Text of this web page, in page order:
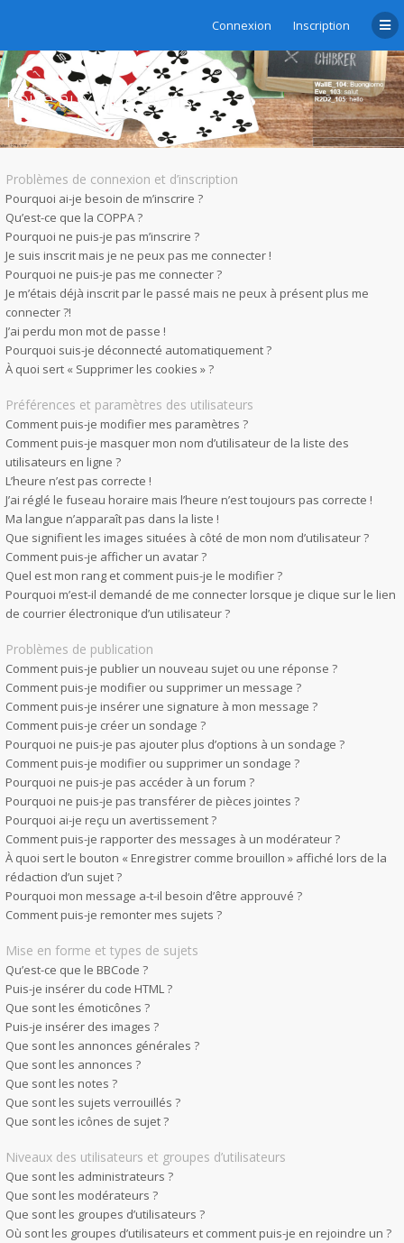
Connexion Inscription
Foire aux questions
Problèmes de connexion et d’inscription
Pourquoi ai-je besoin de m’inscrire ?
Qu’est-ce que la COPPA ?
Pourquoi ne puis-je pas m’inscrire ?
Je suis inscrit mais je ne peux pas me connecter !
Pourquoi ne puis-je pas me connecter ?
Je m’étais déjà inscrit par le passé mais ne peux à présent plus me
connecter ?!
J’ai perdu mon mot de passe !
Pourquoi suis-je déconnecté automatiquement ?
À quoi sert « Supprimer les cookies » ?
Préférences et paramètres des utilisateurs
Comment puis-je modifier mes paramètres ?
Comment puis-je masquer mon nom d’utilisateur de la liste des
utilisateurs en ligne ?
L’heure n’est pas correcte !
J’ai réglé le fuseau horaire mais l’heure n’est toujours pas correcte !
Ma langue n’apparaît pas dans la liste !
Que signifient les images situées à côté de mon nom d’utilisateur ?
Comment puis-je afficher un avatar ?
Quel est mon rang et comment puis-je le modifier ?
Pourquoi m’est-il demandé de me connecter lorsque je clique sur le lien
de courrier électronique d’un utilisateur ?
Problèmes de publication
Comment puis-je publier un nouveau sujet ou une réponse ?
Comment puis-je modifier ou supprimer un message ?
Comment puis-je insérer une signature à mon message ?
Comment puis-je créer un sondage ?
Pourquoi ne puis-je pas ajouter plus d’options à un sondage ?
Comment puis-je modifier ou supprimer un sondage ?
Pourquoi ne puis-je pas accéder à un forum ?
Pourquoi ne puis-je pas transférer de pièces jointes ?
Pourquoi ai-je reçu un avertissement ?
Comment puis-je rapporter des messages à un modérateur ?
À quoi sert le bouton « Enregistrer comme brouillon » affiché lors de la
rédaction d’un sujet ?
Pourquoi mon message a-t-il besoin d’être approuvé ?
Comment puis-je remonter mes sujets ?
Mise en forme et types de sujets
Qu’est-ce que le BBCode ?
Puis-je insérer du code HTML ?
Que sont les émoticônes ?
Puis-je insérer des images ?
Que sont les annonces générales ?
Que sont les annonces ?
Que sont les notes ?
Que sont les sujets verrouillés ?
Que sont les icônes de sujet ?
Niveaux des utilisateurs et groupes d’utilisateurs
Que sont les administrateurs ?
Que sont les modérateurs ?
Que sont les groupes d’utilisateurs ?
Où sont les groupes d’utilisateurs et comment puis-je en rejoindre un ?